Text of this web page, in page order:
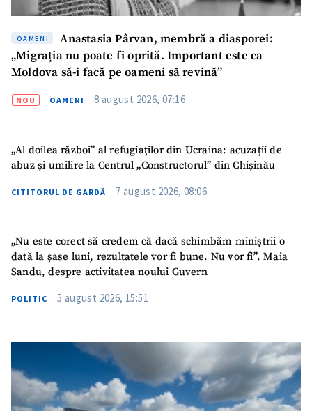
OAMENI
Anastasia Pârvan, membră a diasporei:
„Migrația nu poate fi oprită. Important este ca
Moldova să-i facă pe oameni să revină”
NOU OAMENI 8 august 2026, 07:16
„Al doilea război” al refugiaților din Ucraina: acuzații de
abuz și umilire la Centrul „Constructorul” din Chișinău
CITITORUL DE GARDĂ 7 august 2026, 08:06
„Nu este corect să credem că dacă schimbăm miniștrii o
dată la șase luni, rezultatele vor fi bune. Nu vor fi”. Maia
Sandu, despre activitatea noului Guvern
POLITIC 5 august 2026, 15:51
Mesajul știrei
+ Mesajul știrei
Sursă anonimă
Nume+ Numele meu
Email+ Emailul meu
Telefon
+ Telefon personal
TRIMITE ȘTIREA